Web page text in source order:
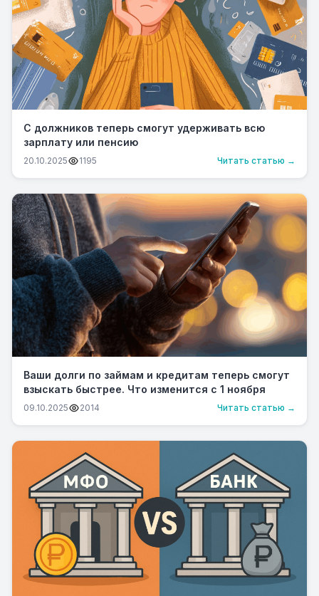
С должников теперь смогут удерживать всю
зарплату или пенсию
20.10.2025 1195 Читать статью →
Ваши долги по займам и кредитам теперь смогут
взыскать быстрее. Что изменится с 1 ноября
09.10.2025 2014 Читать статью →